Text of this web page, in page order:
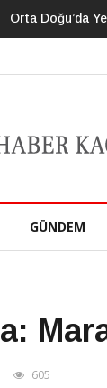
Neden
Sanıyoruz?
GÜNDEM
605